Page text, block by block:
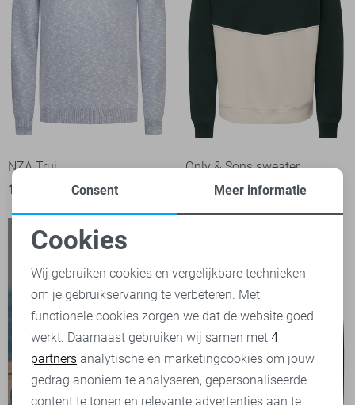
NZA Trui
109,99
Only & Sons sweater
39,99
Noodzakelijke cookies
Personalisatie cookies
Analytische cookies
Marketing cookies
Consent Meer informatie
Cookies
Wij gebruiken cookies en vergelijkbare technieken
om je gebruikservaring te verbeteren. Met
functionele cookies zorgen we dat de website goed
werkt. Daarnaast gebruiken wij samen met 4
partners analytische en marketingcookies om jouw
gedrag anoniem te analyseren, gepersonaliseerde
content te tonen en relevante advertenties aan te